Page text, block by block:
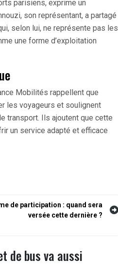
parisiens, exprime un
son représentant, a partagé
selon lui, ne représente pas les
une forme d’exploitation
Mobilités rappellent que
les voyageurs et soulignent
transport. Ils ajoutent que cette
un service adapté et efficace
de participation : quand sera
versée cette dernière ?
de bus va aussi